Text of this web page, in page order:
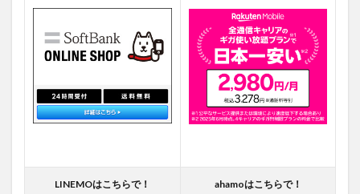
LINEMOはこちらで！ ahamoはこちらで！